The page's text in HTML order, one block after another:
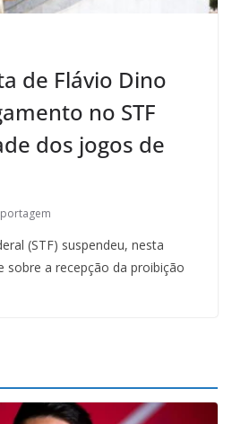
de Flávio Dino
no STF
dos jogos de
(STF) suspendeu, nesta
sobre a recepção da proibição